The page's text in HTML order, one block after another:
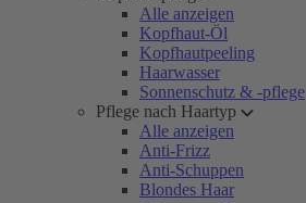
Alle anzeigen
Kopfhaut-Öl
Kopfhautpeeling
Haarwasser
Sonnenschutz & -pflege
Pflege nach Haartyp
Alle anzeigen
Anti-Frizz
Anti-Schuppen
Blondes Haar